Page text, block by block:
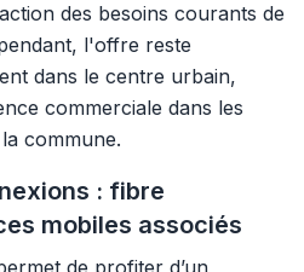
des besoins courants de
l'offre reste
dans le centre urbain,
commerciale dans les
commune.
: fibre
mobiles associés
de profiter d’un